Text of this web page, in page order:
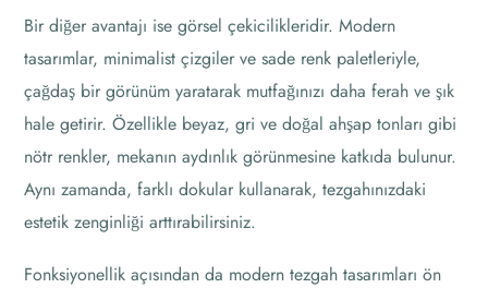
Bir diğer avantajı ise görsel çekicilikleridir. Modern
tasarımlar, minimalist çizgiler ve sade renk paletleriyle,
çağdaş bir görünüm yaratarak mutfağınızı daha ferah ve şık
hale getirir. Özellikle beyaz, gri ve doğal ahşap tonları gibi
nötr renkler, mekanın aydınlık görünmesine katkıda bulunur.
Aynı zamanda, farklı dokular kullanarak, tezgahınızdaki
estetik zenginliği arttırabilirsiniz.
Fonksiyonellik açısından da modern tezgah tasarımları ön